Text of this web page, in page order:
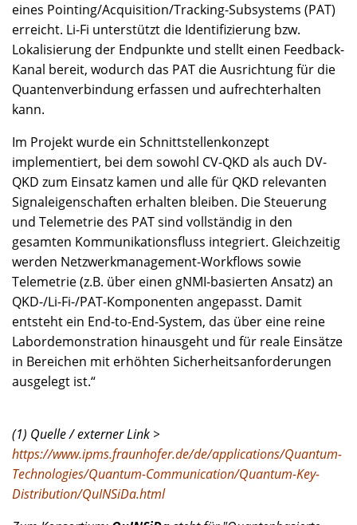
eines Pointing/Acquisition/Tracking-Subsystems (PAT)
erreicht. Li-Fi unterstützt die Identifizierung bzw.
Lokalisierung der Endpunkte und stellt einen Feedback-
Kanal bereit, wodurch das PAT die Ausrichtung für die
Quantenverbindung erfassen und aufrechterhalten
kann.
Im Projekt wurde ein Schnittstellenkonzept
implementiert, bei dem sowohl CV-QKD als auch DV-
QKD zum Einsatz kamen und alle für QKD relevanten
Signaleigenschaften erhalten bleiben. Die Steuerung
und Telemetrie des PAT sind vollständig in den
gesamten Kommunikationsfluss integriert. Gleichzeitig
werden Netzwerkmanagement-Workflows sowie
Telemetrie (z.B. über einen gNMI-basierten Ansatz) an
QKD-/Li-Fi-/PAT-Komponenten angepasst. Damit
entsteht ein End-to-End-System, das über eine reine
Labordemonstration hinausgeht und für reale Einsätze
in Bereichen mit erhöhten Sicherheitsanforderungen
ausgelegt ist.“
(1) Quelle / externer Link >
https://www.ipms.fraunhofer.de/de/applications/Quantum-
Technologies/Quantum-Communication/Quantum-Key-
Distribution/QuINSiDa.html